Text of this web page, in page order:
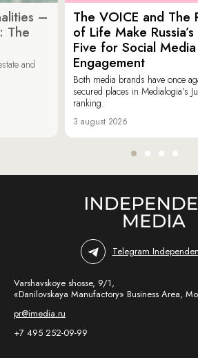
–
The
and
The VOICE and The
of Life Make Russia’s
Five for Social Media
Engagement
Both media brands have once
secured places in Medialogia’s
ranking.
3 august 2026
Telegram
Varshavskoye shosse, 9/1,
«Danilovskaya Manufactory» Business Area,
pr@imedia.ru
+7 495 252-09-99